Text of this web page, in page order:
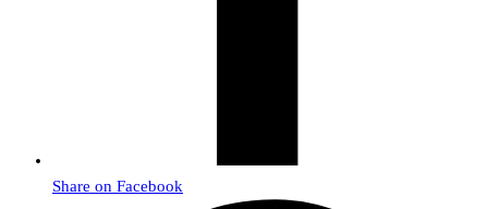
Share on Facebook